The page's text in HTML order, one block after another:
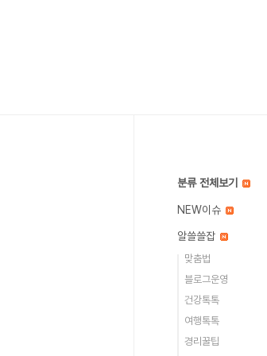
분류 전체보기
NEW이슈
알쓸쓸잡
맞춤법
블로그운영
건강톡톡
여행톡톡
경리꿀팁